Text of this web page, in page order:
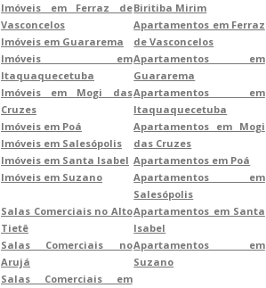
Imóveis em Ferraz de
Vasconcelos
Imóveis em Guararema
Imóveis em
Itaquaquecetuba
Imóveis em Mogi das
Cruzes
Imóveis em Poá
Imóveis em Salesópolis
Imóveis em Santa Isabel
Imóveis em Suzano
Salas Comerciais no Alto
Tietê
Salas Comerciais no
Arujá
Salas Comerciais em
Biritiba Mirim
Apartamentos em Ferraz
de Vasconcelos
Apartamentos em
Guararema
Apartamentos em
Itaquaquecetuba
Apartamentos em Mogi
das Cruzes
Apartamentos em Poá
Apartamentos em
Salesópolis
Apartamentos em Santa
Isabel
Apartamentos em
Suzano